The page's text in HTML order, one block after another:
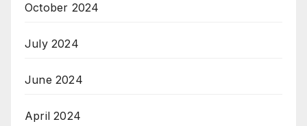
October 2024
July 2024
June 2024
April 2024